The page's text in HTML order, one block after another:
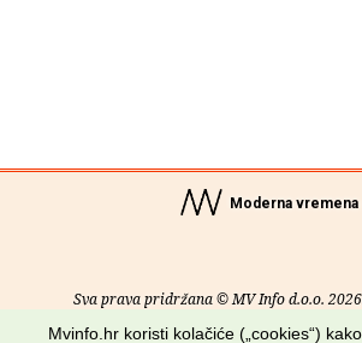
Moderna vremena
Sva prava pridržana © MV Info d.o.o.
Mvinfo.hr koristi kolačiće („cookies“)